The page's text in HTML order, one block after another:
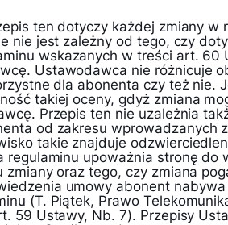
ten dotyczy każdej zmiany w
nie jest zależny od tego, czy
wskazanych w treści art. 60
Ustawodawca nie różnicuje
dla abonenta czy też nie.
takiej oceny, gdyż zmiana
Przepis ten nie uzależnia
od zakresu wprowadzanych
takie znajduje
regulaminu upoważnia stronę do
zmiany oraz tego, czy zmiana
umowy abonent
(T. Piątek, Prawo
59 Ustawy, Nb. 7). Przepisy